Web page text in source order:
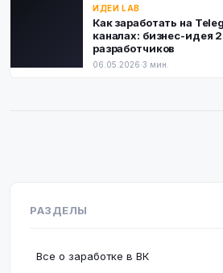
ИДЕИ LAB
Как заработать на
каналах: бизнес-идея
разработчиков
06.05.2026·3 мин.
РАЗДЕЛЫ
Все о заработке в ВК